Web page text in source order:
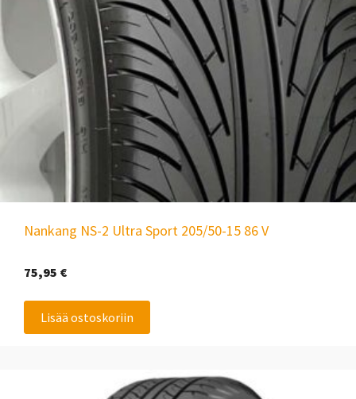
Nankang NS-2 Ultra Sport 205/50-15 86 V
75,95 €
Lisää ostoskoriin